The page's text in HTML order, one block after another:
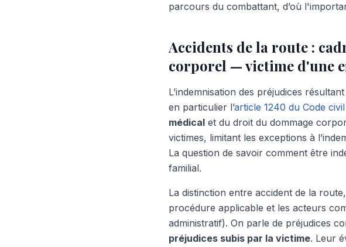
parcours du combattant, d’où
Accidents de la route :
corporel — victime d'une
L’indemnisation des préjudices
en particulier l’article 1240 du Code
médical et du droit du dommage
victimes, limitant les exceptions à
La question de savoir comment être
familial.
La distinction entre accident de la
procédure applicable et les acteurs
administratif). On parle de préjudices
préjudices subis par la victime. Leur